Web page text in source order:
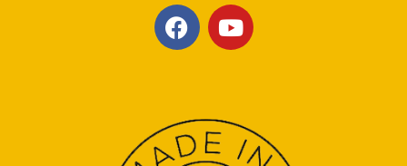
F
a
o
o
Y
o
b
e